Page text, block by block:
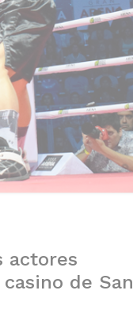
actores
de San